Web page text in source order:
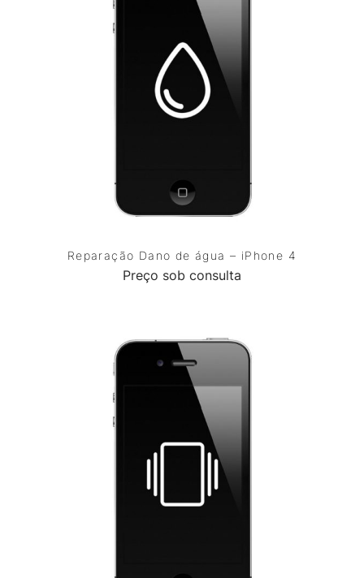
Reparação Dano de água – iPhone 4
Preço sob consulta